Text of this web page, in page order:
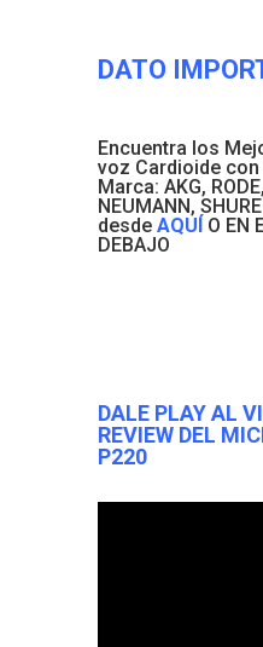
DATO
Encuentra los
voz Cardioide
Marca: AKG,
NEUMANN,
desde AQUÍ O EN
DEBAJO
DALE PLAY AL
REVIEW DEL
P220